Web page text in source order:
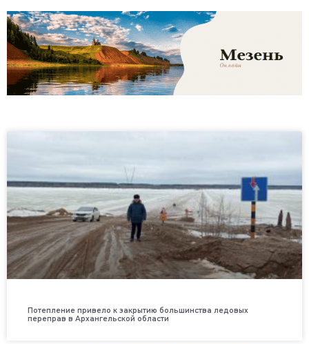
Потепление привело к закрытию большинства ледовых
переправ в Архангельской области